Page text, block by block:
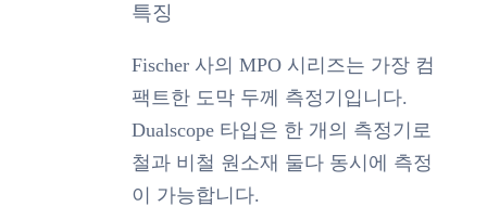
특징
Fischer 사의 MPO 시리즈는 가장 컴
팩트한 도막 두께 측정기입니다.
Dualscope 타입은 한 개의 측정기로
철과 비철 원소재 둘다 동시에 측정
이 가능합니다.